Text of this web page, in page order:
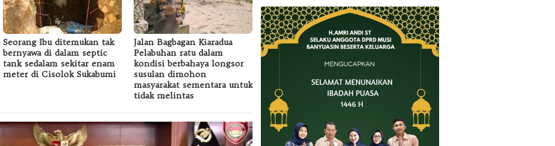
Seorang Ibu ditemukan tak
bernyawa di dalam septic
tank sedalam sekitar enam
meter di Cisolok Sukabumi
Jalan Bagbagan Kiaradua
Pelabuhan ratu dalam
kondisi berbahaya longsor
susulan dimohon
masyarakat sementara untuk
tidak melintas